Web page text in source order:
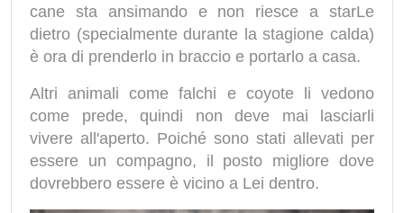
cane sta ansimando e non riesce a starLe
dietro (specialmente durante la stagione calda)
è ora di prenderlo in braccio e portarlo a casa.
Altri animali come falchi e coyote li vedono
come prede, quindi non deve mai lasciarli
vivere all'aperto. Poiché sono stati allevati per
essere un compagno, il posto migliore dove
dovrebbero essere è vicino a Lei dentro.